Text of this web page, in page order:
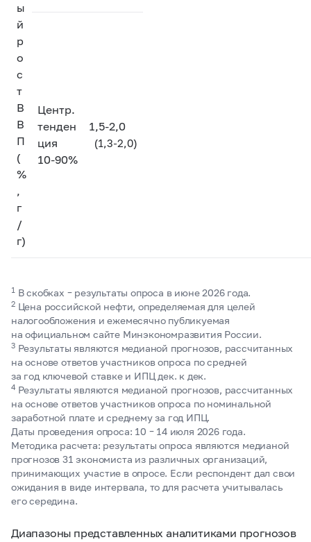
ы
й
р
о
с
т
В
В
П
(
%
,
г
/
г)
Центр.
тенден
ция
10-90%
1,5-2,0
(1,3-2,0)
1 В скобках – результаты опроса в июне 2026 года.
2Цена российской нефти, определяемая для целей
налогообложения и ежемесячно публикуемая
на официальном сайте Минэкономразвития России.
3Результаты являются медианой прогнозов, рассчитанных
на основе ответов участников опроса по средней
за год ключевой ставке и ИПЦ дек. к дек.
4Результаты являются медианой прогнозов, рассчитанных
на основе ответов участников опроса по номинальной
заработной плате и среднему за год ИПЦ.
Даты проведения опроса: 10 – 14 июля 2026 года.
Методика расчета: результаты опроса являются медианой
прогнозов 31 экономиста из различных организаций,
принимающих участие в опросе. Если респондент дал свои
ожидания в виде интервала, то для расчета учитывалась
его середина.
Диапазоны представленных аналитиками прогнозов